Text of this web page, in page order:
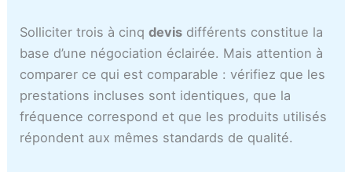
Solliciter trois à cinqdevis différents constitue la
base d’une négociation éclairée. Mais attention à
comparer ce qui est comparable : vérifiez que les
prestations incluses sont identiques, que la
fréquence correspond et que les produits utilisés
répondent aux mêmes standards de qualité.